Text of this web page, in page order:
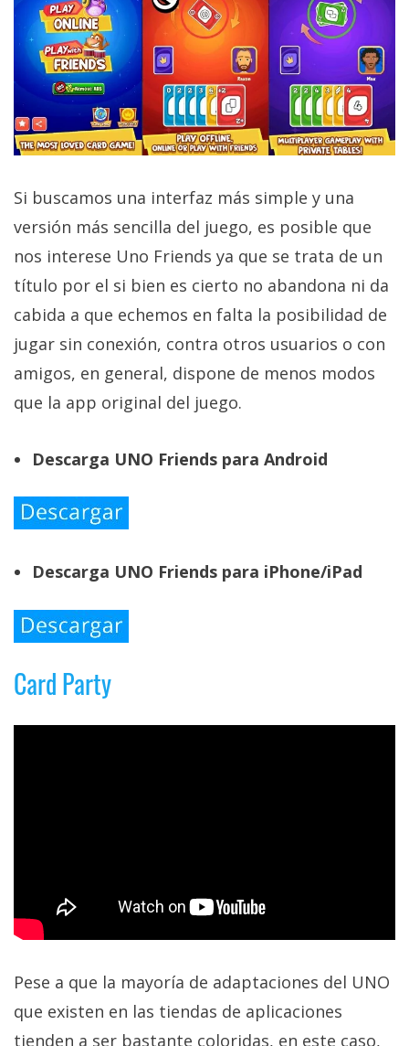
Si buscamos una interfaz más simple y una
versión más sencilla del juego, es posible que
nos interese Uno Friends ya que se trata de un
título por el si bien es cierto no abandona ni da
cabida a que echemos en falta la posibilidad de
jugar sin conexión, contra otros usuarios o con
amigos, en general, dispone de menos modos
que la app original del juego.
Descarga UNO Friends para Android
Descarga UNO Friends para iPhone/iPad
Card Party
Pese a que la mayoría de adaptaciones del UNO
que existen en las tiendas de aplicaciones
tienden a ser bastante coloridas, en este caso,